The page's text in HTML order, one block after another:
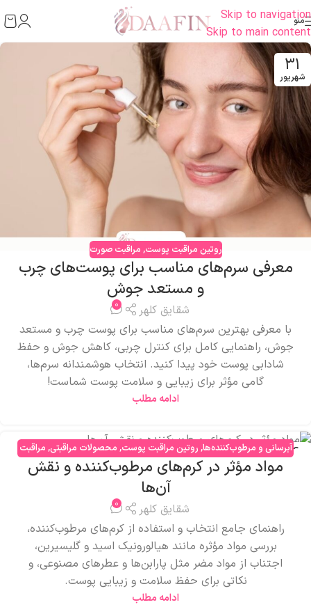
Skip to navigation
Skip to main content
منو
31
شهریور
روتین مراقبت پوست, مراقبت صورت
معرفی سرم‌های مناسب برای پوست‌های چرب
و مستعد جوش
شقایق کلهر 0
با معرفی بهترین سرم‌های مناسب برای پوست چرب و مستعد
جوش، راهنمایی کامل برای کنترل چربی، کاهش جوش و حفظ
شادابی پوست خود پیدا کنید. انتخاب هوشمندانه سرم‌ها،
گامی مؤثر برای زیبایی و سلامت پوست شماست!
ادامه مطلب
16آبرسانی و مرطوب‌کننده‌ها, روتین مراقبت پوست, محصولات مراقبتی, مراقبت
صورت,مشکلات پوستی
مواد مؤثر در کرم‌های مرطوب‌کننده و نقش
آن‌ها
شقایق کلهر 0
راهنمای جامع انتخاب و استفاده از کرم‌های مرطوب‌کننده،
بررسی مواد مؤثره مانند هیالورونیک اسید و گلیسیرین،
اجتناب از مواد مضر مثل پارابن‌ها و عطرهای مصنوعی، و
نکاتی برای حفظ سلامت و زیبایی پوست.
ادامه مطلب